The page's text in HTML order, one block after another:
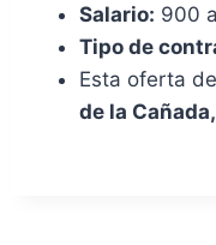
Salario: 900
Tipo de
Esta oferta
de la